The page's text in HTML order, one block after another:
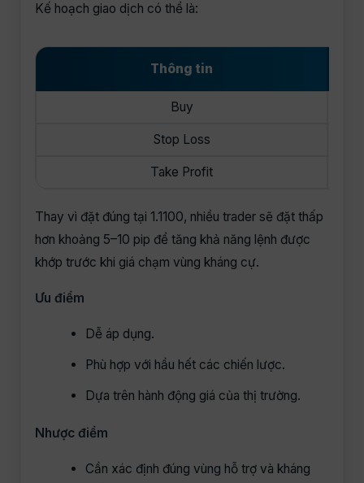
Kế hoạch giao dịch có thể là:
Thông tin
Buy
Stop Loss
Take Profit
Thay vì đặt đúng tại 1.1100, nhiều trader sẽ đặt thấp
hơn khoảng 5–10 pip để tăng khả năng lệnh được
khớp trước khi giá chạm vùng kháng cự.
Ưu điểm
Dễ áp dụng.
Phù hợp với hầu hết các chiến lược.
Dựa trên hành động giá của thị trường.
Nhược điểm
Cần xác định đúng vùng hỗ trợ và kháng